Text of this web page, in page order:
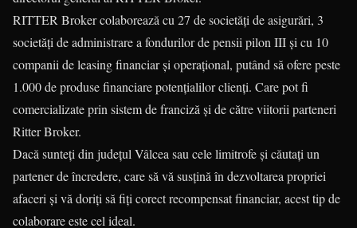
RITTER Broker colaborează cu 27 de societăți de asigurări, 3
societăți de administrare a fondurilor de pensii pilon III și cu 10
companii de leasing financiar și operațional, putând să ofere peste
1.000 de produse financiare potențialilor clienți. Care pot fi
comercializate prin sistem de franciză și de către viitorii parteneri
Ritter Broker.
Dacă sunteți din județul Vâlcea sau cele limitrofe și căutați un
partener de încredere, care să vă susțină în dezvoltarea propriei
afaceri și vă doriți să fiți corect recompensat financiar, acest tip de
colaborare este cel ideal.